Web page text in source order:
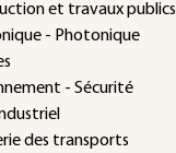
et travaux publics
- Photonique
- Sécurité
des transports